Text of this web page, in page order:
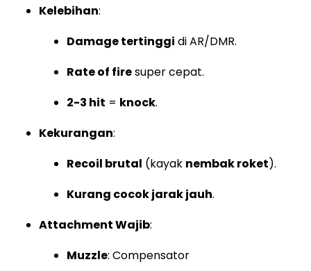
Kelebihan:
Damage tertinggi di AR/DMR.
Rate of firesuper cepat.
2-3 hit = knock.
Kekurangan:
Recoil brutal (kayak nembak roket).
Kurang cocok jarak jauh.
Attachment Wajib:
Muzzle: Compensator